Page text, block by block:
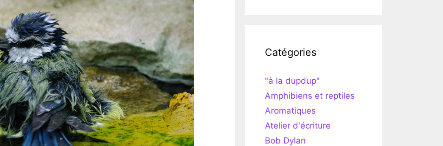
Catégories
"à la dupdup"
Amphibiens et reptiles
Aromatiques
Atelier d'écriture
Bob Dylan